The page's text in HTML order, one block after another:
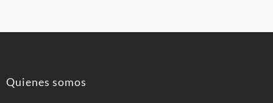
Quienes somos